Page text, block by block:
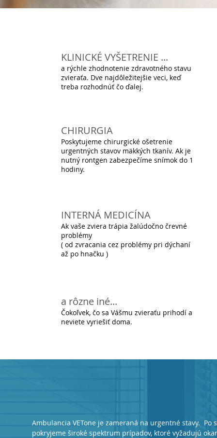
KLINICKÉ VYŠETRENIE ...
a rýchle zhodnotenie zdravotného stavu
zvieraťa. Dve najdôležitejšie veci, keď
treba rozhodnúť čo ďalej.
CHIRURGIA
Poskytujeme chirurgické ošetrenie
urgentných stavov mäkkých tkanív. Ak je
nutný rontgen zabezpečíme snímok do 1
hodiny.
INTERNÁ MEDICÍNA
Ak vaše zviera trápia žalúdočno črevné
problémy
( od zvracania cez problémy pri dýchaní
až po hnačku )
a rôzne iné...
Čokoľvek, čo sa Vášmu zvieraťu prihodí a
neviete vyriešiť doma.
Ambulancia VETone je zameraná na urgentné stavy. Po
pokryjeme široké spektrum prípadov, ktoré vyžadujú